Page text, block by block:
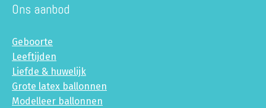
Ons aanbod
Geboorte
Leeftijden
Liefde & huwelijk
Grote latex ballonnen
Modelleer ballonnen